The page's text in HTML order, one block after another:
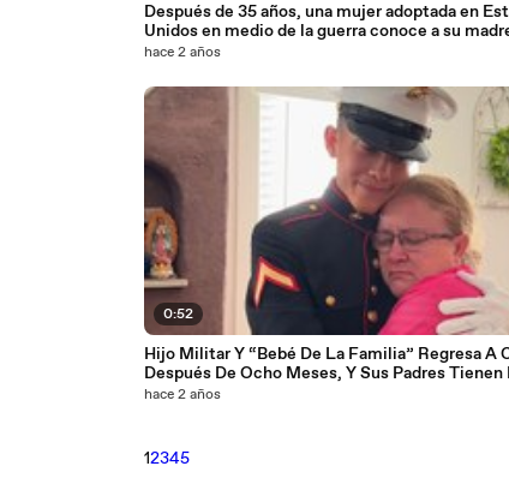
Después de 35 años, una mujer adoptada en
Unidos en medio de la guerra conoce a su
biológica
hace 2 años
0:52
Hijo Militar Y “Bebé De La Familia” Regresa A
Después De Ocho Meses, Y Sus Padres
Reacción
hace 2 años
12345